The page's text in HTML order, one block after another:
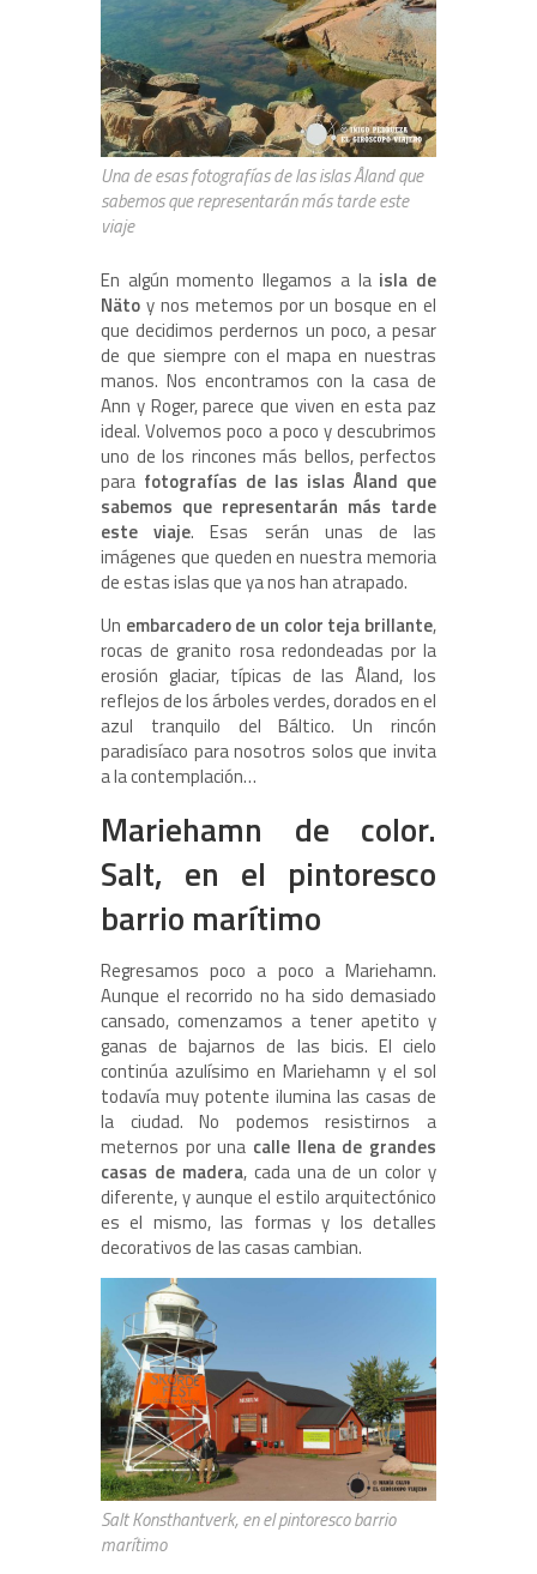
Una de esas fotografías de las islas Åland que
sabemos que representarán más tarde este
viaje
En algún momento llegamos a la isla de
Näto y nos metemos por un bosque en el
que decidimos perdernos un poco, a pesar
de que siempre con el mapa en nuestras
manos. Nos encontramos con la casa de
Ann y Roger, parece que viven en esta paz
ideal. Volvemos poco a poco y descubrimos
uno de los rincones más bellos, perfectos
para fotografías de las islas Åland que
sabemos que representarán más tarde
este viaje. Esas serán unas de las
imágenes que queden en nuestra memoria
de estas islas que ya nos han atrapado.
Un embarcadero de un color teja brillante,
rocas de granito rosa redondeadas por la
erosión glaciar, típicas de las Åland, los
reflejos de los árboles verdes, dorados en el
azul tranquilo del Báltico. Un rincón
paradisíaco para nosotros solos que invita
a la contemplación…
Mariehamn de color.
Salt, en el pintoresco
barrio marítimo
Regresamos poco a poco a Mariehamn.
Aunque el recorrido no ha sido demasiado
cansado, comenzamos a tener apetito y
ganas de bajarnos de las bicis. El cielo
continúa azulísimo en Mariehamn y el sol
todavía muy potente ilumina las casas de
la ciudad. No podemos resistirnos a
meternos por una calle llena de grandes
casas de madera, cada una de un color y
diferente, y aunque el estilo arquitectónico
es el mismo, las formas y los detalles
decorativos de las casas cambian.
Salt Konsthantverk, en el pintoresco barrio
marítimo